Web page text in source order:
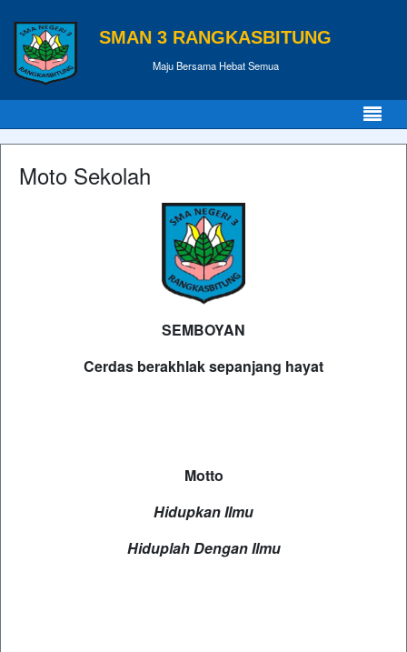
SMAN 3 RANGKASBITUNG
Maju Bersama Hebat Semua
Moto Sekolah
SEMBOYAN
Cerdas berakhlak sepanjang hayat
Motto
Hidupkan Ilmu
Hiduplah Dengan Ilmu